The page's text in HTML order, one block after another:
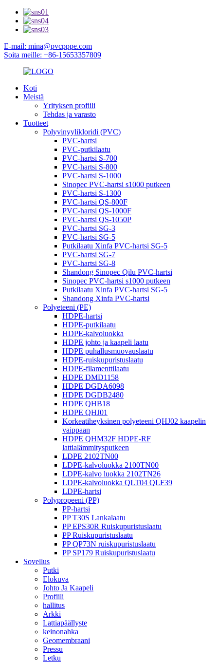
E-mail: mina@pvcpppe.com
Soita meille: +86-15653357809
Koti
Meistä
Yrityksen profiili
Tehdas ja varasto
Tuotteet
Polyvinyylikloridi (PVC)
PVC-hartsi
PVC-putkilaatu
PVC-hartsi S-700
PVC-hartsi S-800
PVC-hartsi S-1000
Sinopec PVC-hartsi s1000 putkeen
PVC-hartsi S-1300
PVC-hartsi QS-800F
PVC-hartsi QS-1000F
PVC-hartsi QS-1050P
PVC-hartsi SG-3
PVC-hartsi SG-5
Putkilaatu Xinfa PVC-hartsi SG-5
PVC-hartsi SG-7
PVC-hartsi SG-8
Shandong Sinopec Qilu PVC-hartsi
Sinopec PVC-hartsi s1000 putkeen
Putkilaatu Xinfa PVC-hartsi SG-5
Shandong Xinfa PVC-hartsi
Polyeteeni (PE)
HDPE-hartsi
HDPE-putkilaatu
HDPE-kalvoluokka
HDPE johto ja kaapeli laatu
HDPE puhallusmuovauslaatu
HDPE-ruiskupuristuslaatu
HDPE-filamenttilaatu
HDPE DMD1158
HDPE DGDA6098
HDPE DGDB2480
HDPE QHB18
HDPE QHJ01
Korkeatiheyksinen polyeteeni QHJ02 kaapelin
vaippaan
HDPE QHM32F HDPE-RF
lattialämmitysputkeen
LDPE 2102TN00
LDPE-kalvoluokka 2100TN00
LDPE-kalvo luokka 2102TN26
LDPE-kalvoluokka QLT04 QLF39
LDPE-hartsi
Polypropeeni (PP)
PP-hartsi
PP T30S Lankalaatu
PP EPS30R Ruiskupuristuslaatu
PP Ruiskupuristuslaatu
PP QP73N ruiskupuristuslaatu
PP SP179 Ruiskupuristuslaatu
Sovellus
Putki
Elokuva
Johto Ja Kaapeli
Profiili
hallitus
Arkki
Lattiapäällyste
keinonahka
Geomembraani
Pressu
Letku